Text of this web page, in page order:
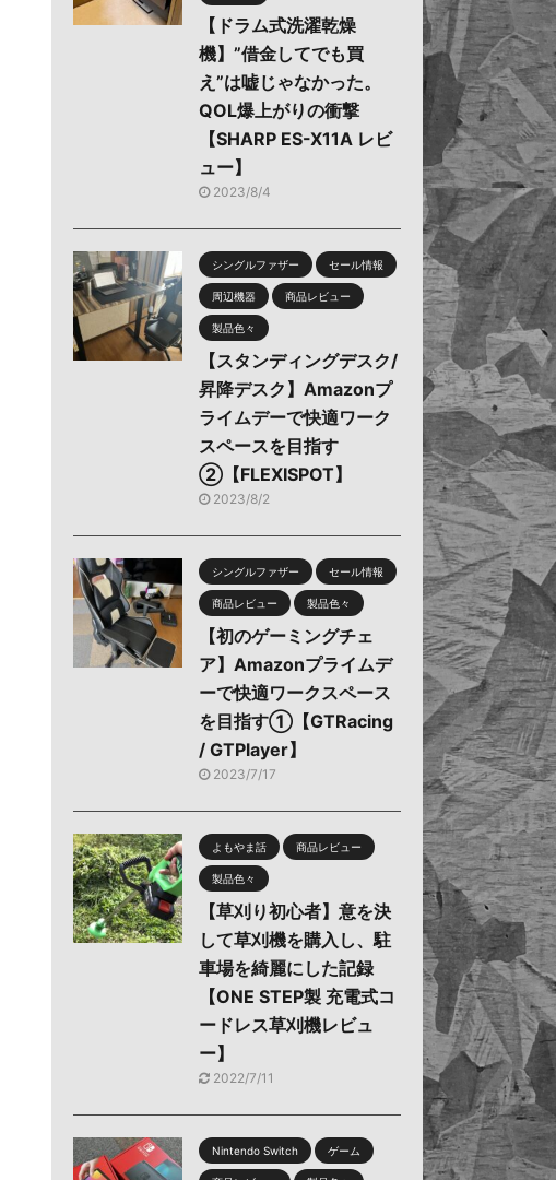
【ドラム式洗濯乾燥
機】”借金してでも買
え”は嘘じゃなかった。
QOL爆上がりの衝撃
【SHARP ES-X11A レビ
ュー】
2023/8/4
シングルファザー セール情報
周辺機器 商品レビュー
製品色々
【スタンディングデスク/
昇降デスク】Amazonプ
ライムデーで快適ワーク
スペースを目指す
②【FLEXISPOT】
2023/8/2
シングルファザー セール情報
商品レビュー 製品色々
【初のゲーミングチェ
ア】Amazonプライムデ
ーで快適ワークスペース
を目指す①【GTRacing
/ GTPlayer】
2023/7/17
よもやま話 商品レビュー
製品色々
【草刈り初心者】意を決
して草刈機を購入し、駐
車場を綺麗にした記録
【ONE STEP製 充電式コ
ードレス草刈機レビュ
ー】
2022/7/11
Nintendo Switch ゲーム